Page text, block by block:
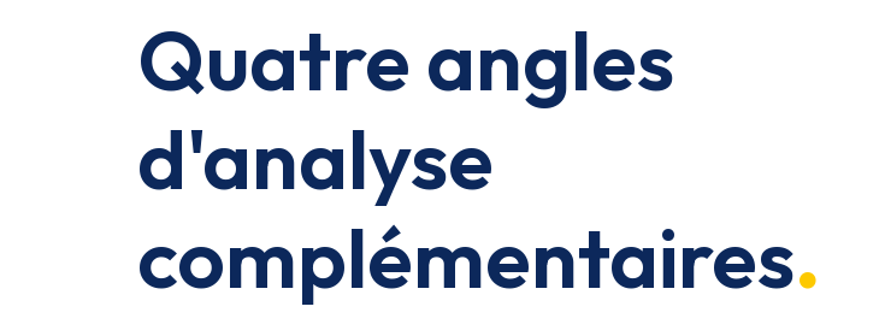
Quatre angles
d'analyse
complémentaires